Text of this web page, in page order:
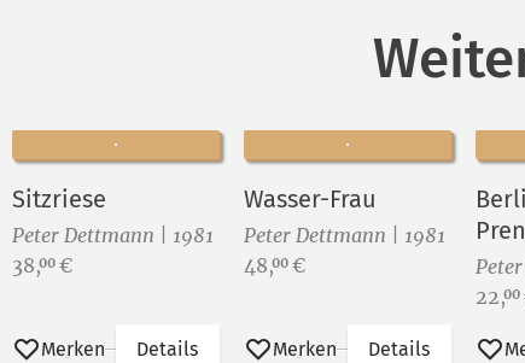
Sitzriese
Peter Dettmann | 1981
Preis:
38,00 €
Merken Details
Wasser-Frau
Peter Dettmann | 1981
Preis:
48,00 €
Merken Details
22,00